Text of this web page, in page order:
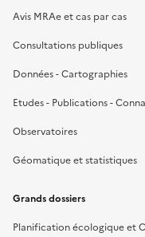
Avis MRAe et cas par cas
Consultations publiques
Données - Cartographies
Etudes - Publications -
Observatoires
Géomatique et statistiques
Grands dossiers
Planification écologique et